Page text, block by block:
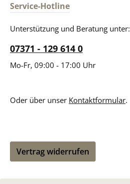
Service-Hotline
Unterstützung und Beratung unter:
07371 - 129 614 0
Mo-Fr, 09:00 - 17:00 Uhr
Oder über unser Kontaktformular.
Vertrag widerrufen